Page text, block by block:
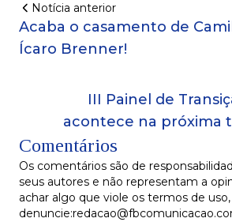
Notícia anterior
Acaba o casamento de
Ícaro Brenner!
III Painel de
acontece na próxima
Comentários
Os comentários são de
seus autores e não representam a
achar algo que viole os termos de uso,